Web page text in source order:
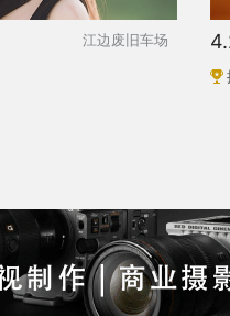
江边废旧车场